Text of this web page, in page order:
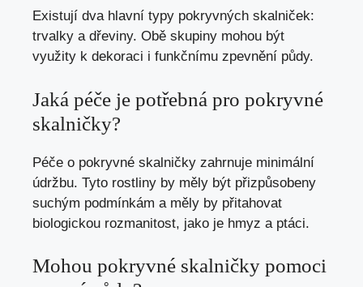
Existují dva hlavní typy pokryvných skalniček:
trvalky a dřeviny. Obě skupiny mohou být
využity k dekoraci i funkčnímu zpevnění půdy.
Jaká péče je potřebná pro pokryvné
skalničky?
Péče o pokryvné skalničky zahrnuje minimální
údržbu. Tyto rostliny by měly být přizpůsobeny
suchým podmínkám a měly by přitahovat
biologickou rozmanitost, jako je hmyz a ptáci.
Mohou pokryvné skalničky pomoci